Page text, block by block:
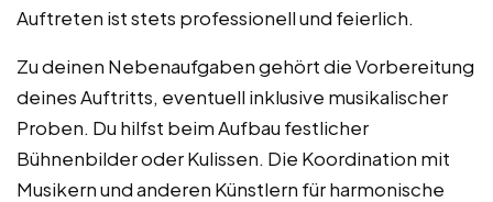
Auftreten ist stets professionell und feierlich.
Zu deinen Nebenaufgaben gehört die Vorbereitung
deines Auftritts, eventuell inklusive musikalischer
Proben. Du hilfst beim Aufbau festlicher
Bühnenbilder oder Kulissen. Die Koordination mit
Musikern und anderen Künstlern für harmonische